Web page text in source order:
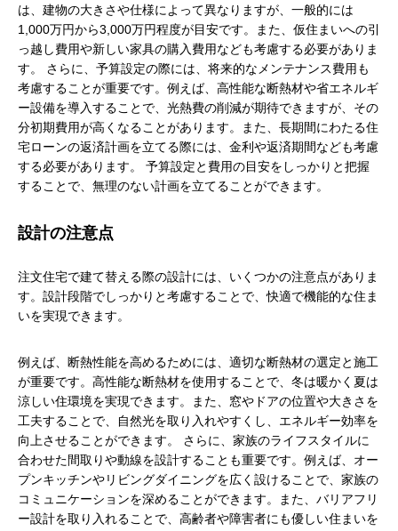
は、建物の大きさや仕様によって異なりますが、一般的には
1,000万円から3,000万円程度が目安です。また、仮住まいへの引
っ越し費用や新しい家具の購入費用なども考慮する必要がありま
す。 さらに、予算設定の際には、将来的なメンテナンス費用も
考慮することが重要です。例えば、高性能な断熱材や省エネルギ
ー設備を導入することで、光熱費の削減が期待できますが、その
分初期費用が高くなることがあります。また、長期間にわたる住
宅ローンの返済計画を立てる際には、金利や返済期間なども考慮
する必要があります。 予算設定と費用の目安をしっかりと把握
することで、無理のない計画を立てることができます。
設計の注意点
注文住宅で建て替える際の設計には、いくつかの注意点がありま
す。設計段階でしっかりと考慮することで、快適で機能的な住ま
いを実現できます。
例えば、断熱性能を高めるためには、適切な断熱材の選定と施工
が重要です。高性能な断熱材を使用することで、冬は暖かく夏は
涼しい住環境を実現できます。また、窓やドアの位置や大きさを
工夫することで、自然光を取り入れやすくし、エネルギー効率を
向上させることができます。 さらに、家族のライフスタイルに
合わせた間取りや動線を設計することも重要です。例えば、オー
プンキッチンやリビングダイニングを広く設けることで、家族の
コミュニケーションを深めることができます。また、バリアフリ
ー設計を取り入れることで、高齢者や障害者にも優しい住まいを